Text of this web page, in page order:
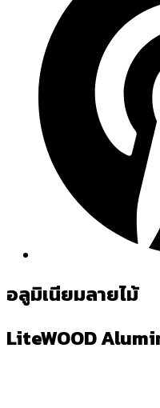
อลูมิเนียมลายไม้
LiteWOOD